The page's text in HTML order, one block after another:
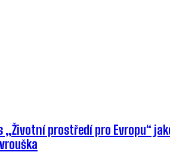
„Životní prostředí pro Evropu“